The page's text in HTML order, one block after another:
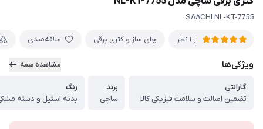
SAACHI NL-KT-7755
از 1 نظر چای ساز و کتری برقی علاقه‌مندی
ویژگی‌ها مشاهده همه
گارانتی
تضمین اصالت و سلامت فیزیکی کالا
برند
ساچی
رنگ
بدنه استیل و دسته